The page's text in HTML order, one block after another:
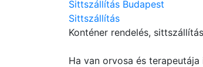
Sittszállítás Budapest
Sittszállítás
Konténer rendelés,
Ha van orvosa és